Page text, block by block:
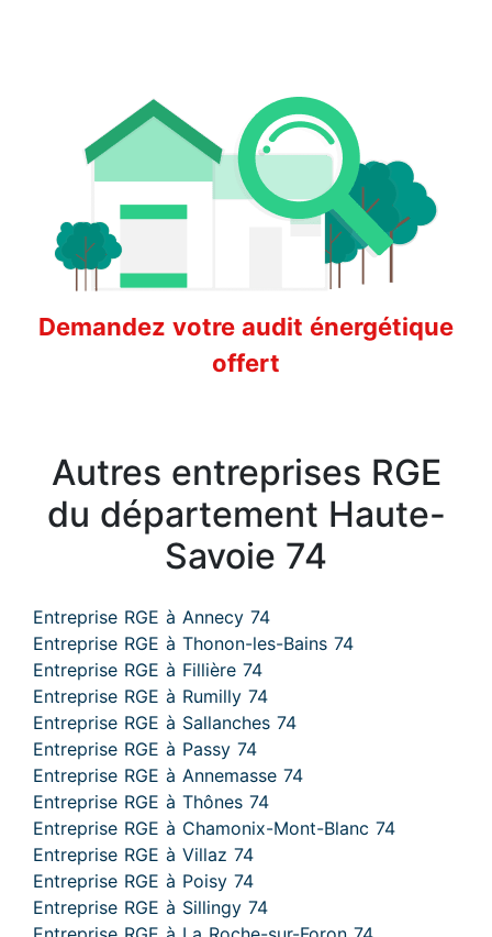
Demandez votre audit énergétique
offert
Autres entreprises RGE
du département Haute-
Savoie 74
Entreprise RGE à Annecy 74
Entreprise RGE à Thonon-les-Bains 74
Entreprise RGE à Fillière 74
Entreprise RGE à Rumilly 74
Entreprise RGE à Sallanches 74
Entreprise RGE à Passy 74
Entreprise RGE à Annemasse 74
Entreprise RGE à Thônes 74
Entreprise RGE à Chamonix-Mont-Blanc 74
Entreprise RGE à Villaz 74
Entreprise RGE à Poisy 74
Entreprise RGE à Sillingy 74